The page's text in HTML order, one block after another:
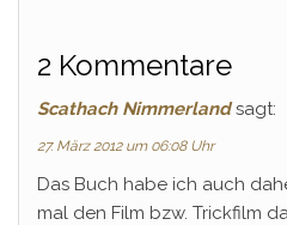
2 Kommentare
Scathach Nimmerland sagt:
27. März 2012 um 06:08 Uhr
Das Buch habe ich auch
mal den Film bzw. Trickfilm